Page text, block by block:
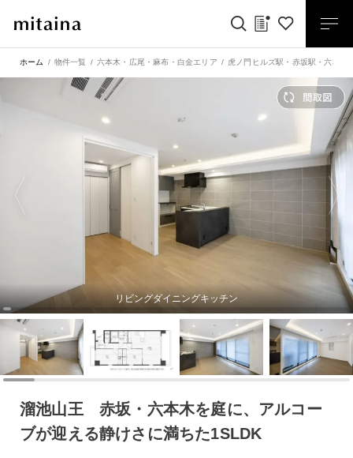
ホーム 物件一覧 六本木・広尾・麻布・白金エリア 虎ノ門ヒルズ駅 ・ 赤坂駅 ・六本木
リビングダイニングキッチン
溜池山王 赤坂・六本木を庭に、アルコー
ブが迎える静けさに満ちた1SLDK